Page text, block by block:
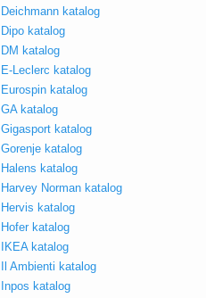
Deichmann katalog
Dipo katalog
DM katalog
E-Leclerc katalog
Eurospin katalog
GA katalog
Gigasport katalog
Gorenje katalog
Halens katalog
Harvey Norman katalog
Hervis katalog
Hofer katalog
IKEA katalog
Il Ambienti katalog
Inpos katalog